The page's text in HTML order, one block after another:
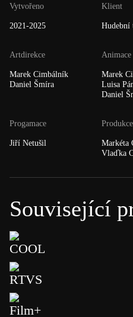
Vytvořeno
2021-2025
Klient
Hudební
Artdirekce
Marek Cimbálník
Daniel Šmíra
Animace
Marek
Luisa
Daniel
Progamace
Jiří Netušil
Produkce
Markéta
Vlaďka
Související
COOL
RTVS
Film+